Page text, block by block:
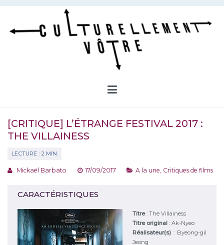
Aller
contenu
[CRITIQUE] L’ÉTRANGE FESTIVAL 2017 :
THE VILLAINESS
Mickaël Barbato 17/09/2017 A la une Critiques de films
CARACTÉRISTIQUES
Titre: The Villainess
Titre original : Ak-Nyeo
Réalisateur(s) : Byeong-gil
Jeong